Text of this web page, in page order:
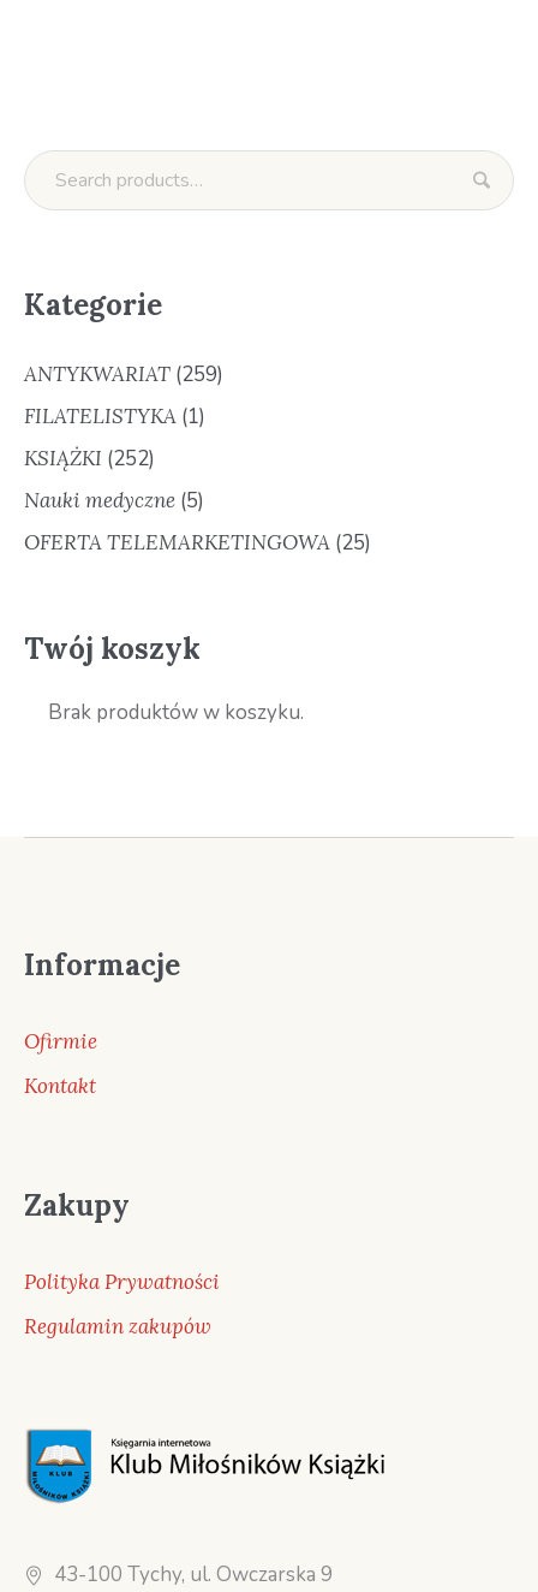
Kategorie
ANTYKWARIAT (259)
FILATELISTYKA (1)
KSIĄŻKI (252)
Nauki medyczne (5)
OFERTA TELEMARKETINGOWA (25)
Twój koszyk
Brak produktów w koszyku.
Informacje
Ofirmie
Kontakt
Zakupy
Polityka Prywatności
Regulamin zakupów
43-100 Tychy, ul. Owczarska 9